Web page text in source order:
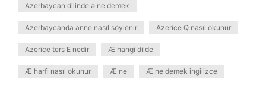
Azerbaycan dilinde ə ne demek
Azerbaycanda anne nasıl söylenir Azerice Q nasıl okunur
Azerice ters E nedir Æ hangi dilde
Æ harfi nasıl okunur Æ ne Æ ne demek ingilizce